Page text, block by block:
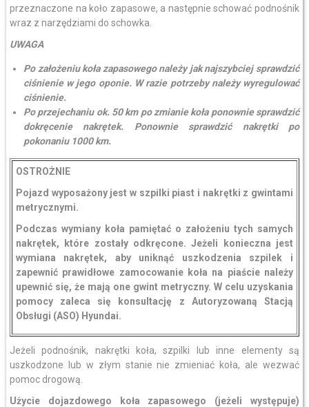
przeznaczone na koło zapasowe, a następnie schować podnośnik
wraz z narzędziami do schowka.
UWAGA
Po założeniu koła zapasowego należy jak najszybciej sprawdzić
ciśnienie w jego oponie. W razie potrzeby należy wyregulować
ciśnienie.
Po przejechaniu ok. 50 km po zmianie koła ponownie sprawdzić
dokręcenie nakrętek. Ponownie sprawdzić nakrętki po
pokonaniu 1000 km.
OSTROŻNIE
Pojazd wyposażony jest w szpilki piast i nakrętki z gwintami
metrycznymi.
Podczas wymiany koła pamiętać o założeniu tych samych
nakrętek, które zostały odkręcone. Jeżeli konieczna jest
wymiana nakrętek, aby uniknąć uszkodzenia szpilek i
zapewnić prawidłowe zamocowanie koła na piaście należy
upewnić się, że mają one gwint metryczny. W celu uzyskania
pomocy zaleca się konsultację z Autoryzowaną Stacją
Obsługi (ASO) Hyundai.
Jeżeli podnośnik, nakrętki koła, szpilki lub inne elementy są
uszkodzone lub w złym stanie nie zmieniać koła, ale wezwać
pomoc drogową.
Użycie dojazdowego koła zapasowego (jeżeli występuje)